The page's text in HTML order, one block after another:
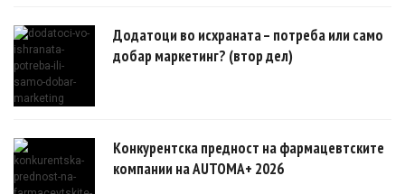
Додатоци во исхраната – потреба или само
добар маркетинг? (втор дел)
Конкурентска предност на фармацевтските
компании на AUTOMA+ 2026